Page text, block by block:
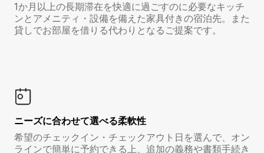
1か月以上の長期滞在を快適に過ごすのに必要なキッチ
ンとアメニティ・設備を備えた家具付きの宿泊先。また
貸しでお部屋を借りる代わりとなるご提案です。
ニーズに合わせて選べる柔軟性
希望のチェックイン・チェックアウト日を選んで、オン
ラインで簡単に予約できる上、追加の義務や書類手続き